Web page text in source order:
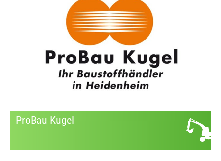
ProBau Kugel